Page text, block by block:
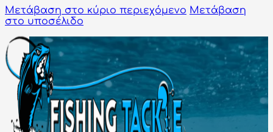
Μετάβαση στο κύριο περιεχόμενο Μετάβαση
στο υποσέλιδο